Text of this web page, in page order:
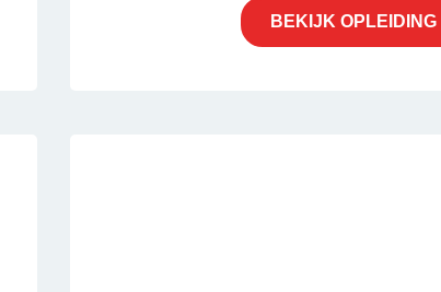
BEKIJK OPLEIDING